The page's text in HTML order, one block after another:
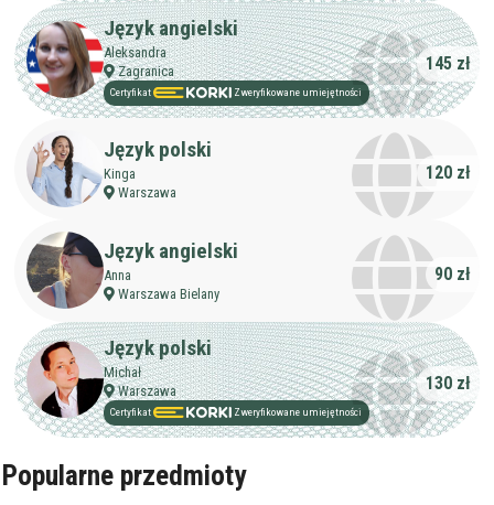
Język angielski
Aleksandra
Zagranica
Certyfikat Zweryfikowane umiejętności
145 zł
Język polski
Kinga
Warszawa
120 zł
Język angielski
Anna
Warszawa Bielany
90 zł
Język polski
Michał
Warszawa
Certyfikat Zweryfikowane umiejętności
130 zł
Popularne przedmioty